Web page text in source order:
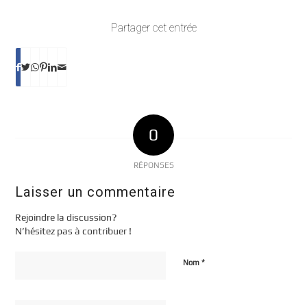
Partager cet entrée
0
RÉPONSES
Laisser un commentaire
Rejoindre la discussion?
N’hésitez pas à contribuer !
Nom*